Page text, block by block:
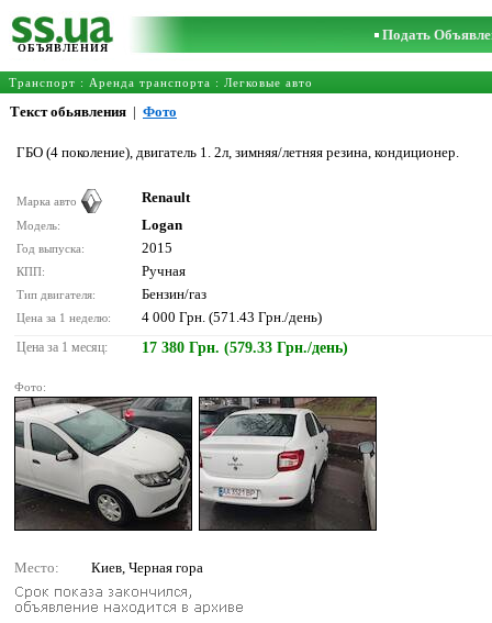
ОБЪЯВЛЕНИЯ
Подать
Транспорт : Аренда транспорта : Легковые авто
Текст обьявления | Фото
ГБО (4 поколение), двигатель 1. 2л, зимняя/летняя резина, кондиционер.
Марка авто Renault
Модель: Logan
Год выпуска: 2015
КПП: Ручная
Тип двигателя: Бензин/газ
Цена за 1 неделю: 4 000 Грн. (571.43 Грн./день)
Цена за 1 месяц: 17 380 Грн. (579.33 Грн./день)
Фото:
Место: Киев, Черная гора